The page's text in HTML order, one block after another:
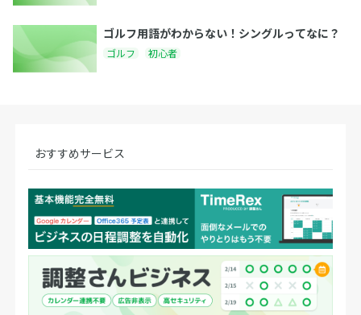
ゴルフ用語がわからない！シングルってなに？
ゴルフ 初心者
おすすめサービス